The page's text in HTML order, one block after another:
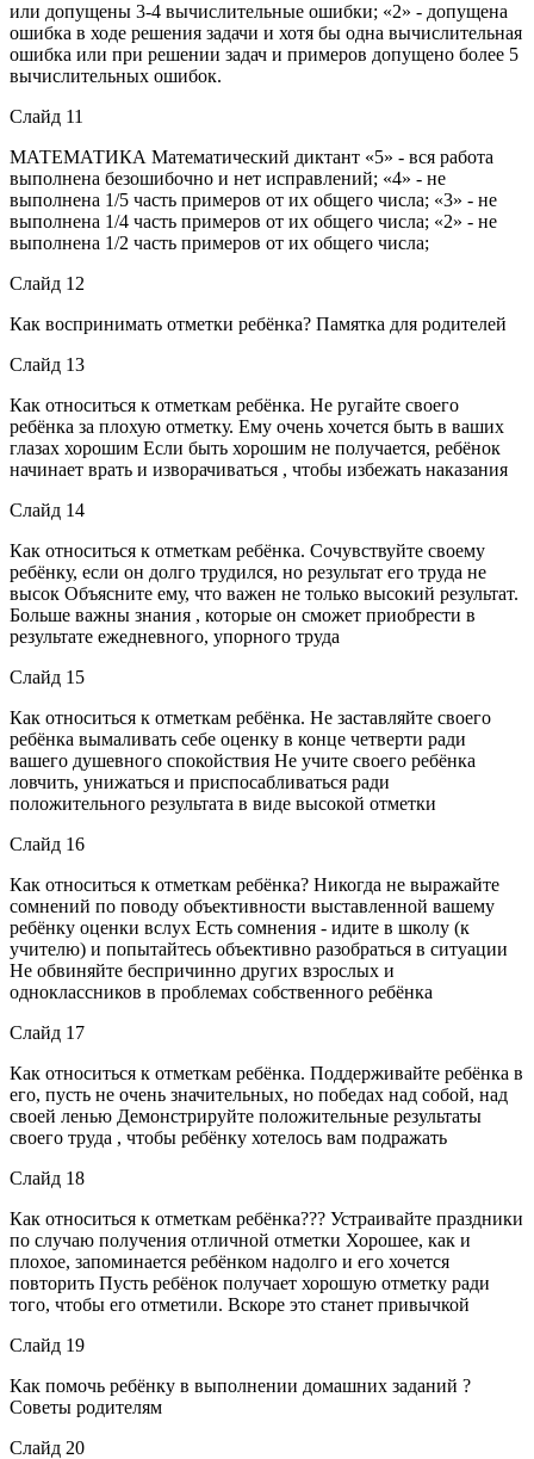
или допущены 3-4 вычислительные ошибки; «2» - допущена
ошибка в ходе решения задачи и хотя бы одна вычислительная
ошибка или при решении задач и примеров допущено более 5
вычислительных ошибок.
Слайд 11
МАТЕМАТИКА Математический диктант «5» - вся работа
выполнена безошибочно и нет исправлений; «4» - не
выполнена 1/5 часть примеров от их общего числа; «3» - не
выполнена 1/4 часть примеров от их общего числа; «2» - не
выполнена 1/2 часть примеров от их общего числа;
Слайд 12
Как воспринимать отметки ребёнка? Памятка для родителей
Слайд 13
Как относиться к отметкам ребёнка. Не ругайте своего
ребёнка за плохую отметку. Ему очень хочется быть в ваших
глазах хорошим Если быть хорошим не получается, ребёнок
начинает врать и изворачиваться , чтобы избежать наказания
Слайд 14
Как относиться к отметкам ребёнка. Сочувствуйте своему
ребёнку, если он долго трудился, но результат его труда не
высок Объясните ему, что важен не только высокий результат.
Больше важны знания , которые он сможет приобрести в
результате ежедневного, упорного труда
Слайд 15
Как относиться к отметкам ребёнка. Не заставляйте своего
ребёнка вымаливать себе оценку в конце четверти ради
вашего душевного спокойствия Не учите своего ребёнка
ловчить, унижаться и приспосабливаться ради
положительного результата в виде высокой отметки
Слайд 16
Как относиться к отметкам ребёнка? Никогда не выражайте
сомнений по поводу объективности выставленной вашему
ребёнку оценки вслух Есть сомнения - идите в школу (к
учителю) и попытайтесь объективно разобраться в ситуации
Не обвиняйте беспричинно других взрослых и
одноклассников в проблемах собственного ребёнка
Слайд 17
Как относиться к отметкам ребёнка. Поддерживайте ребёнка в
его, пусть не очень значительных, но победах над собой, над
своей ленью Демонстрируйте положительные результаты
своего труда , чтобы ребёнку хотелось вам подражать
Слайд 18
Как относиться к отметкам ребёнка??? Устраивайте праздники
по случаю получения отличной отметки Хорошее, как и
плохое, запоминается ребёнком надолго и его хочется
повторить Пусть ребёнок получает хорошую отметку ради
того, чтобы его отметили. Вскоре это станет привычкой
Слайд 19
Как помочь ребёнку в выполнении домашних заданий ?
Советы родителям
Слайд 20